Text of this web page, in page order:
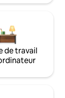
de travail